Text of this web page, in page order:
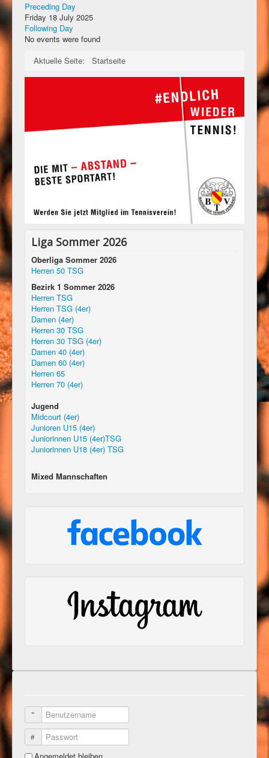
Preceding Day
Friday 18 July 2025
Following Day
No events were found
Aktuelle Seite:
Startseite
Liga Sommer 2026
Oberliga Sommer 2026
Herren 50 TSG
Bezirk 1 Sommer 2026
Herren TSG
Herren TSG (4er)
Damen (4er)
Herren 30 TSG
Herren 30 TSG (4er)
Damen 40 (4er)
Damen 60 (4er)
Herren 65
Herren 70 (4er)
Jugend
Midcourt (4er)
Junioren U15 (4er)
Juniorinnen U15 (4er)TSG
Juniorinnen U18 (4er) TSG
Mixed Mannschaften
Benutzername
Passwort